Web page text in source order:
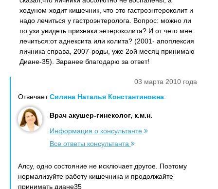
ходуном-ходит кишечник, что это гастроэнтероколит и
надо лечиться у гастроэнтеролога. Вопрос: можно ли
по узи увидеть признаки энтероколита? И от чего мне
лечиться:от аднексита или колита? (2001- апоплексия
яичника справа, 2007-роды, уже 2ой месяц принимаю
Диане-35). Заранее благодарю за ответ!
03 марта 2010 года
ОтвечаетСилина Наталья Константиновна:
Врач акушер-гинеколог, к.м.н.
Информация о консультанте
Все ответы консультанта
Алсу, одно состояние не исключает другое. Поэтому
нормализуйте работу кишечника и продолжайте
принимать диане35